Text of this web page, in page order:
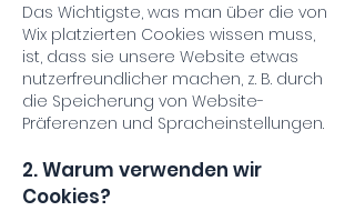
Das Wichtigste, was man über die von
Wix platzierten Cookies wissen muss,
ist, dass sie unsere Website etwas
nutzerfreundlicher machen, z. B. durch
die Speicherung von Website-
Präferenzen und Spracheinstellungen.
2. Warum verwenden wir
Cookies?